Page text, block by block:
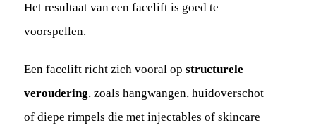
Het resultaat van een facelift is goed te
voorspellen.
Een facelift richt zich vooral op structurele
veroudering, zoals hangwangen, huidoverschot
of diepe rimpels die met injectables of skincare